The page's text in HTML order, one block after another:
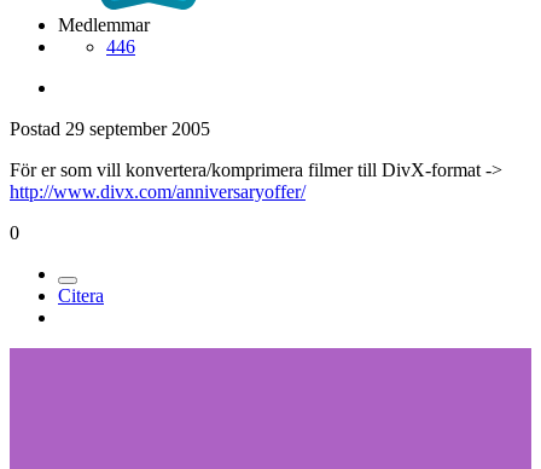
Medlemmar
446
Postad 29 september 2005
För er som vill konvertera/komprimera filmer till DivX-format ->
http://www.divx.com/anniversaryoffer/
0
Citera